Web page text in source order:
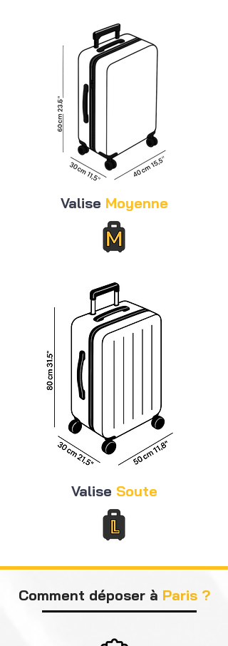
Valise Moyenne
Valise Soute
Comment déposer à Paris ?